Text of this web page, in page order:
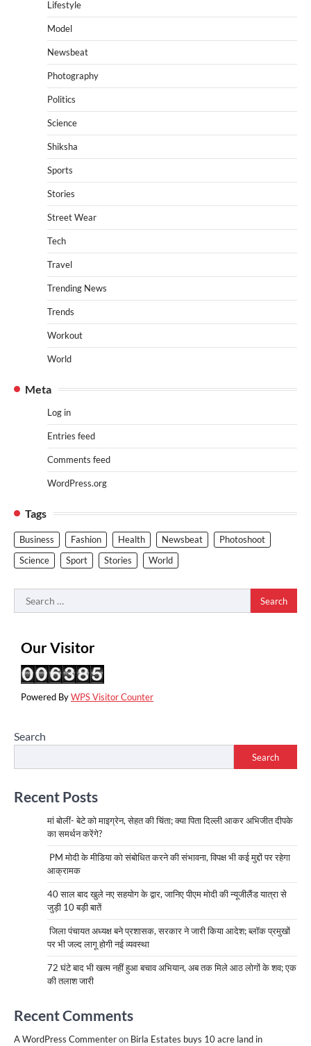
Lifestyle
Model
Newsbeat
Photography
Politics
Science
Shiksha
Sports
Stories
Street Wear
Tech
Travel
Trending News
Trends
Workout
World
Meta
Log in
Entries feed
Comments feed
WordPress.org
Tags
Business Fashion Health Newsbeat
Photoshoot
Science
Sport Stories World
Search
for:
Our Visitor
Powered ByWPS Visitor Counter
Search
Search
Recent Posts
मां बोलीं- बेटे को माइग्रेन, सेहत की चिंता; क्या पिता दिल्ली आकर अभिजीत दीपके
का समर्थन करेंगे?
PM मोदी के मीडिया को संबोधित करने की संभावना, विपक्ष भी कई मुद्दों पर रहेगा
आक्रामक
40 साल बाद खुले नए सहयोग के द्वार, जानिए पीएम मोदी की न्यूजीलैंड यात्रा से
जुड़ी 10 बड़ी बातें
जिला पंचायत अध्यक्ष बने प्रशासक, सरकार ने जारी किया आदेश; ब्लॉक प्रमुखों
पर भी जल्द लागू होगी नई व्यवस्था
72 घंटे बाद भी खत्म नहीं हुआ बचाव अभियान, अब तक मिले आठ लोगों के शव; एक
की तलाश जारी
Recent Comments
A WordPress Commenteron Birla Estates buys 10 acre land in